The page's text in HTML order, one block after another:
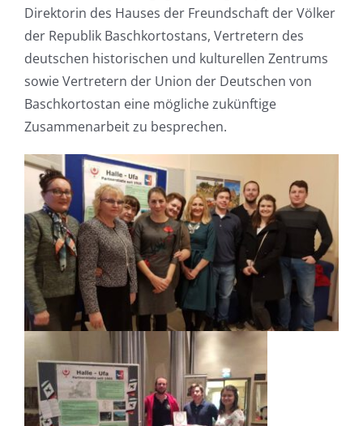
Direktorin des Hauses der Freundschaft der Völker
der Republik Baschkortostans, Vertretern des
deutschen historischen und kulturellen Zentrums
sowie Vertretern der Union der Deutschen von
Baschkortostan eine mögliche zukünftige
Zusammenarbeit zu besprechen.